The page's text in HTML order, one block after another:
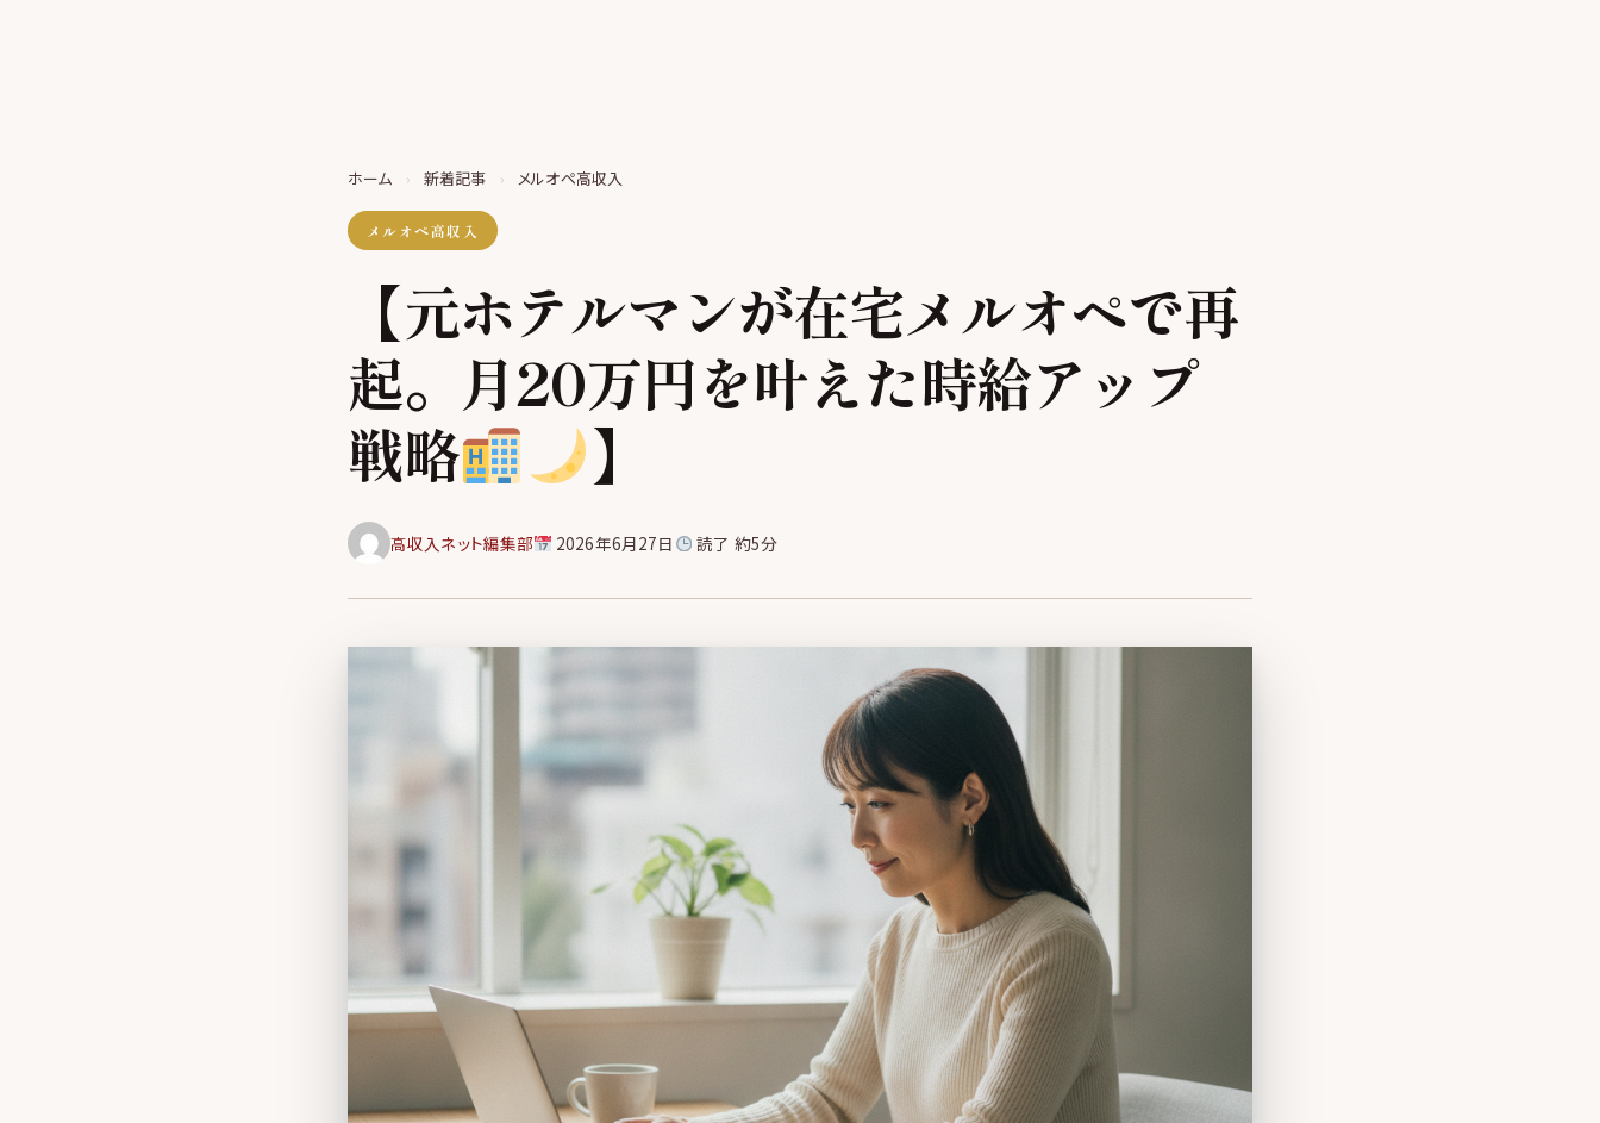
ホーム › 新着記事 › メルオペ高収入
メルオペ高収入
【元ホテルマンが在宅メルオペで再
起。月20万円を叶えた時給アップ
戦略
】
高収入ネット編集部 2026年6月27日 読了 約5分